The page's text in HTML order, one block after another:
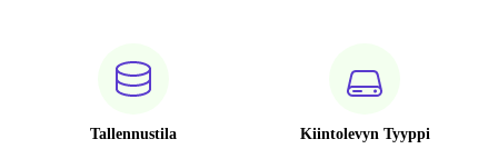
Tallennustila
Kiintolevyn Tyyppi